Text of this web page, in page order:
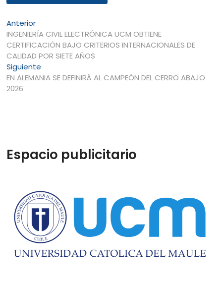
Navegación
de
entradas
AnteriorEntrada
anterior:
INGENIERÍA CIVIL ELECTRÓNICA UCM OBTIENE
CERTIFICACIÓN BAJO CRITERIOS INTERNACIONALES DE
CALIDAD POR SIETE AÑOS
Siguiente
siguiente:
EN ALEMANIA SE DEFINIRÁ AL CAMPEÓN DEL CERRO ABAJO
2026
Espacio publicitario